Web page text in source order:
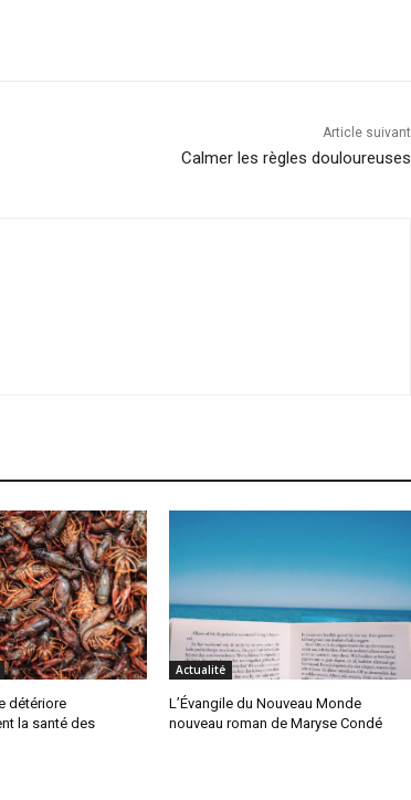
Article suivant
Calmer les règles douloureuses
détériore
la santé des
Actualité
L’Évangile du Nouveau Monde
nouveau roman de Maryse Condé